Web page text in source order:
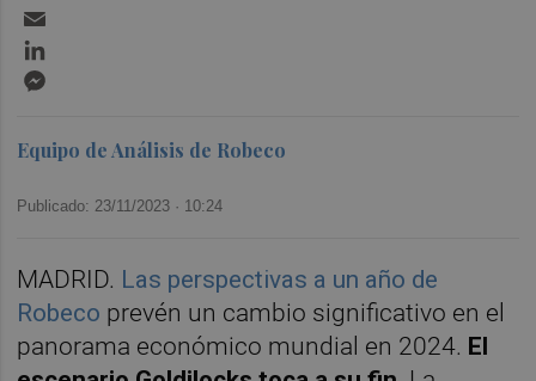
Equipo de Análisis de Robeco
Publicado: 23/11/2023 · 10:24
MADRID. Las perspectivas a un año de
Robeco prevén un cambio significativo en el
panorama económico mundial en 2024. El